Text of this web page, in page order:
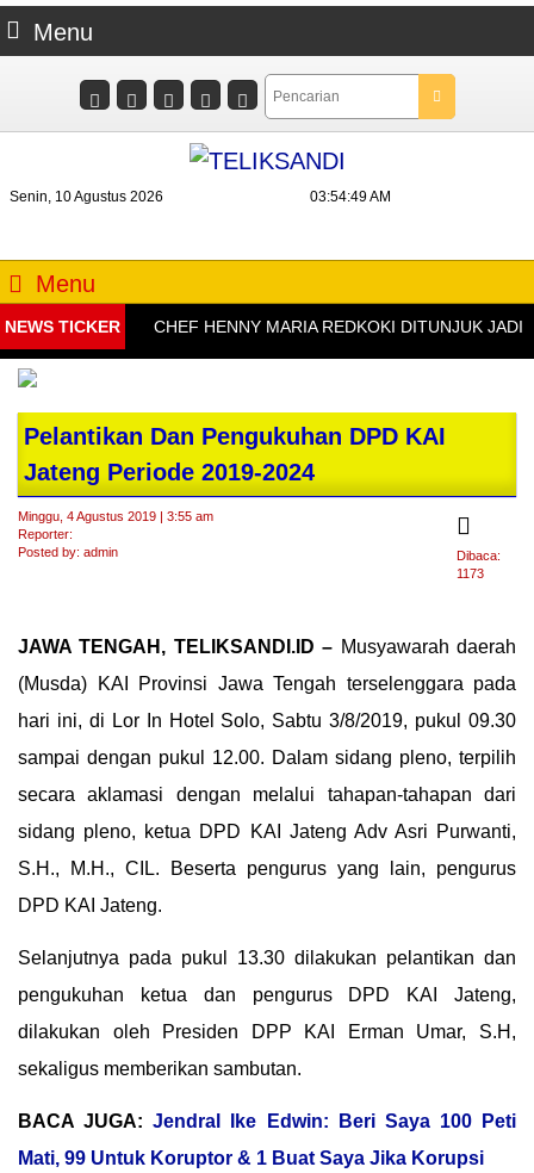
Menu
Senin, 10 Agustus 2026 03:54:49 AM
Menu
NEWS TICKER CHEF HENNY MARIA REDKOKI DITUNJUK JADI
Pelantikan Dan Pengukuhan DPD KAI
Jateng Periode 2019-2024
Minggu, 4 Agustus 2019 | 3:55 am
Reporter:
Posted by: admin
Dibaca:
1173
JAWA TENGAH, TELIKSANDI.ID – Musyawarah daerah
(Musda) KAI Provinsi Jawa Tengah terselenggara pada
hari ini, di Lor In Hotel Solo, Sabtu 3/8/2019, pukul 09.30
sampai dengan pukul 12.00. Dalam sidang pleno, terpilih
secara aklamasi dengan melalui tahapan-tahapan dari
sidang pleno, ketua DPD KAI Jateng Adv Asri Purwanti,
S.H., M.H., CIL. Beserta pengurus yang lain, pengurus
DPD KAI Jateng.
Selanjutnya pada pukul 13.30 dilakukan pelantikan dan
pengukuhan ketua dan pengurus DPD KAI Jateng,
dilakukan oleh Presiden DPP KAI Erman Umar, S.H,
sekaligus memberikan sambutan.
BACA JUGA:Jendral Ike Edwin: Beri Saya 100 Peti
Mati, 99 Untuk Koruptor & 1 Buat Saya Jika Korupsi